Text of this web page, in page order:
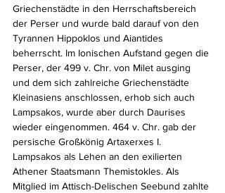
Griechenstädte in den Herrschaftsbereich
der Perser und wurde bald darauf von den
Tyrannen Hippoklos und Aiantides
beherrscht. Im Ionischen Aufstand gegen die
Perser, der 499 v. Chr. von Milet ausging
und dem sich zahlreiche Griechenstädte
Kleinasiens anschlossen, erhob sich auch
Lampsakos, wurde aber durch Daurises
wieder eingenommen. 464 v. Chr. gab der
persische Großkönig Artaxerxes I.
Lampsakos als Lehen an den exilierten
Athener Staatsmann Themistokles. Als
Mitglied im Attisch-Delischen Seebund zahlte